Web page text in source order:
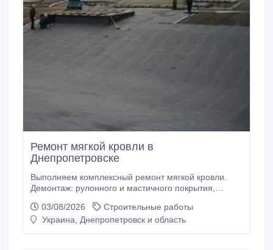
Ремонт мягкой кровли в
Днепропетровске
Выполняем комплексный ремонт мягкой кровли.
Демонтаж: рулонного и мастичного покрытия,
видов, утепление кровли. Большой опыт работы с
наплавляемым рубероидом. Выезд специалиста
03/08/2026
Строительные работы
Украина, Днепропетровск и область